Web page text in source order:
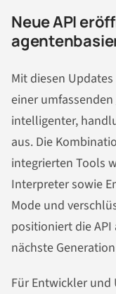
Neue API
Mit diesen
einer umfassenden
intelligenter,
aus. Die
integrierten Tools
Interpreter sowie
Mode und
positioniert die
nächste
Für Entwickler